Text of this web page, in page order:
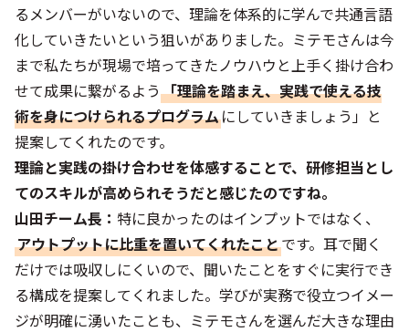
るメンバーがいないので、理論を体系的に学んで共通言語
化していきたいという狙いがありました。ミテモさんは今
まで私たちが現場で培ってきたノウハウと上手く掛け合わ
せて成果に繋がるよう 「理論を踏まえ、実践で使える技
術を身につけられるプログラムにしていきましょう」と
提案してくれたのです。
――理論と実践の掛け合わせを体感することで、研修担当とし
てのスキルが高められそうだと感じたのですね。
山田チーム長： 特に良かったのはインプットではなく、
アウトプットに比重を置いてくれたことです。耳で聞く
だけでは吸収しにくいので、聞いたことをすぐに実行でき
る構成を提案してくれました。学びが実務で役立つイメー
ジが明確に湧いたことも、ミテモさんを選んだ大きな理由